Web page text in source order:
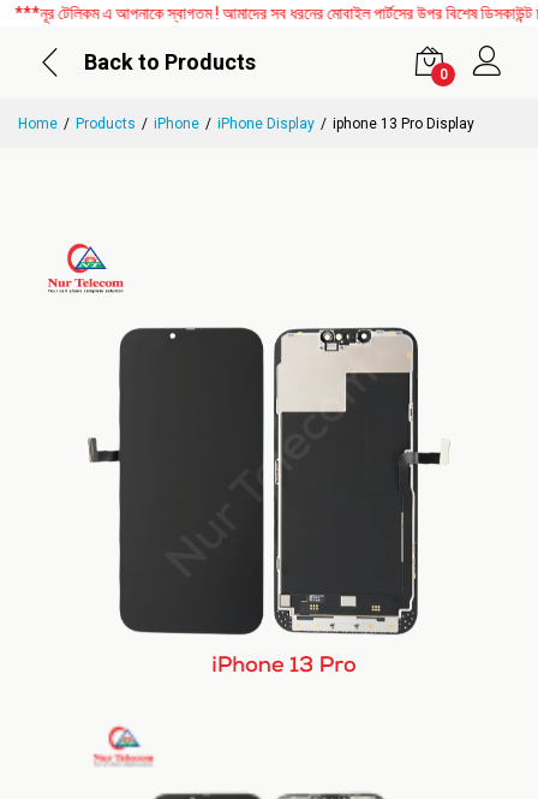
টেলিকম এ আপনাকে স্বাগতম ! আমাদের সব ধরনের মোবাইল পার্টসের উপর বিশেষ ডিসকাউন্ট
Back to Products
0
Home Products iPhone iPhone Display iphone 13 Pro Display